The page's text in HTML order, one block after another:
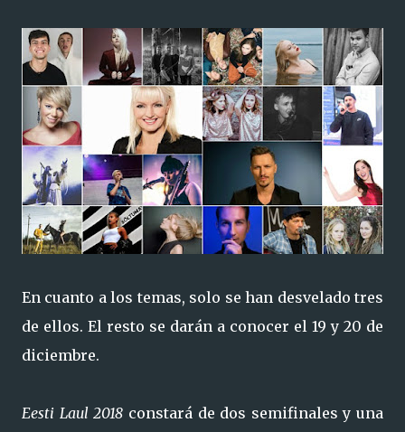
En cuanto a los temas, solo se han desvelado tres
de ellos. El resto se darán a conocer el 19 y 20 de
diciembre.
Eesti Laul 2018 constará de dos semifinales y una